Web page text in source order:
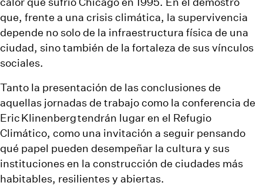
que, frente a una crisis climática, la supervivencia
depende no solo de la infraestructura física de una
ciudad, sino también de la fortaleza de sus vínculos
sociales.
Tanto la presentación de las conclusiones de
aquellas jornadas de trabajo como la conferencia de
Eric Klinenberg tendrán lugar en el Refugio
Climático, como una invitación a seguir pensando
qué papel pueden desempeñar la cultura y sus
instituciones en la construcción de ciudades más
habitables, resilientes y abiertas.